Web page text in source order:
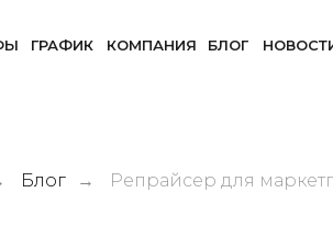
ГРАФИК КОМПАНИЯ БЛОГ
Блог → Репрайсер для